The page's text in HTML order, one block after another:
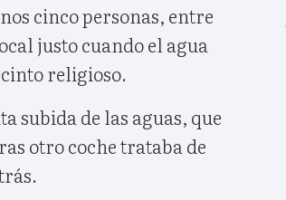
cinco personas, entre
justo cuando el agua
religioso.
subida de las aguas, que
otro coche trataba de